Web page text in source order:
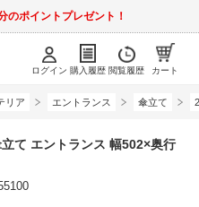
のポイントプレゼント！
ログイン 購入履歴 閲覧履歴 カート
リア エントランス 傘立て
て エントランス 幅502×奥行